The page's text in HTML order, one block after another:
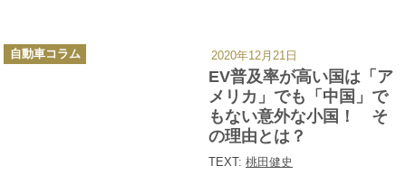
EV普及率が高い国は「ア
メリカ」でも「中国」で
もない意外な小国！ そ
の理由とは？
TEXT: 桃田健史
カ
テ
自動車コラム 2020年12月21日